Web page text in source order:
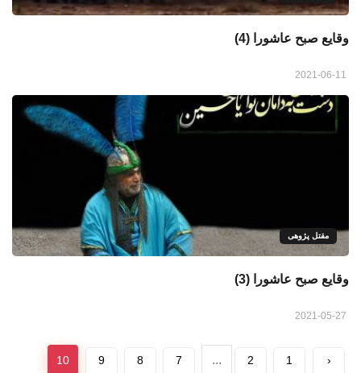
وقایع صبح عاشورا (4)
مقتل پژوهی
وقایع صبح عاشورا (3)
‹
1
2
...
7
8
9
10